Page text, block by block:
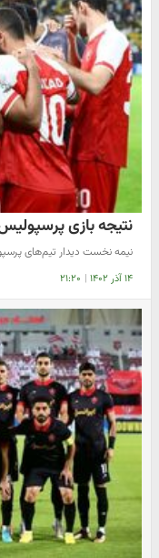
نتیجه بازی
نیمه نخست دیدار تیم‌های
۱۴ آذر ۱۴۰۲ | ۲۱:۲۰